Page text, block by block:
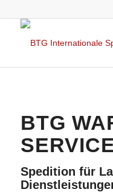
BTG
Spedition für